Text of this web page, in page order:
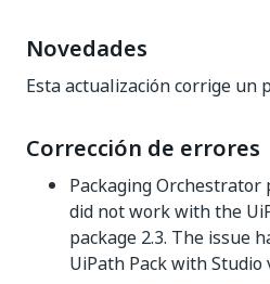
Novedades
Esta actualización corrige un
Corrección de errores
Packaging Orchestrator
did not work with the
package 2.3. The issue
UiPath Pack with Studio